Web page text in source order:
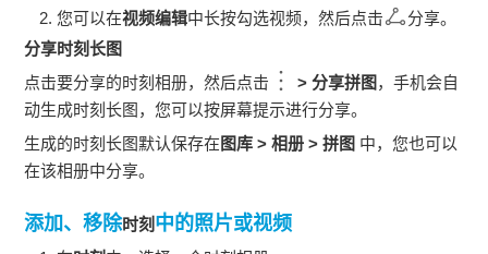
您可以在视频编辑中长按勾选视频，然后点击
分享。
分享时刻长图
点击要分享的时刻相册，然后点击 >分享拼图 ，手机会自
动生成时刻长图，您可以按屏幕提示进行分享。
生成的时刻长图默认保存在 图库 >相册 >拼图 中，您也可以
在该相册中分享。
添加、移除时刻 中的照片或视频